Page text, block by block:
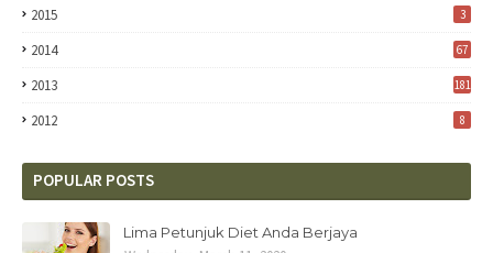
2015 3
2014 67
2013 181
2012 8
POPULAR POSTS
Lima Petunjuk Diet Anda Berjaya